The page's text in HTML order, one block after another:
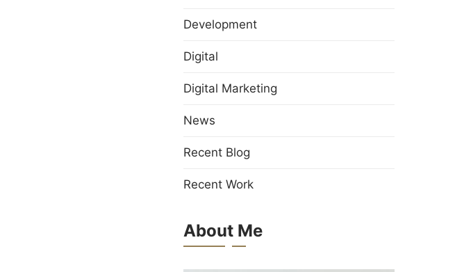
Development
Digital
Digital Marketing
News
Recent Blog
Recent Work
About Me